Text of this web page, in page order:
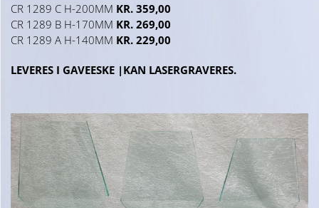
CR 1289 C H-200MM KR. 359,00
CR 1289 B H-170MM KR. 269,00
CR 1289 A H-140MM KR. 229,00
LEVERES I GAVEESKE |KAN LASERGRAVERES.